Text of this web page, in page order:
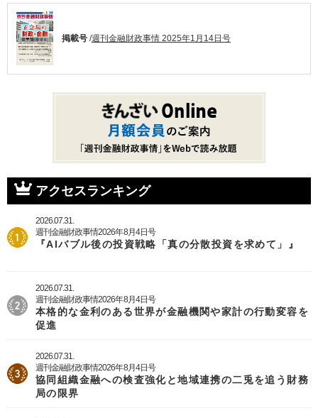
掲載号 /週刊金融財政事情 2025年1月14日号
アクセスランキング
2026.07.31.
週刊金融財政事情2026年8月4日号
『AIバブル後の投資戦略「真の分散投資を求めて」』
2026.07.31.
週刊金融財政事情2026年8月4日号
本格的な金利のある世界が金融機関や家計の行動変容を
促進
2026.07.31.
週刊金融財政事情2026年8月4日号
協同組織金融への検査強化と地域連携の二兎を追う財務
局の限界